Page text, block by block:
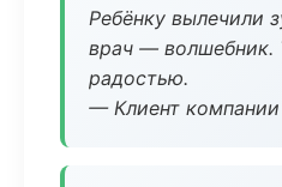
Ребёнку вылечили
врач — волшебник.
радостью.
— Клиент компании